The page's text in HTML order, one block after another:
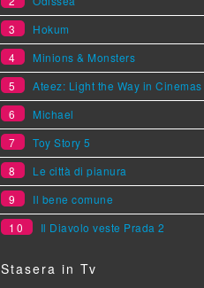
3
Hokum
4
Minions & Monsters
5
Ateez: Light the Way in Cinemas
6
Michael
7
Toy Story 5
8
Le città di pianura
9
Il bene comune
10
Il Diavolo veste Prada 2
Stasera in Tv